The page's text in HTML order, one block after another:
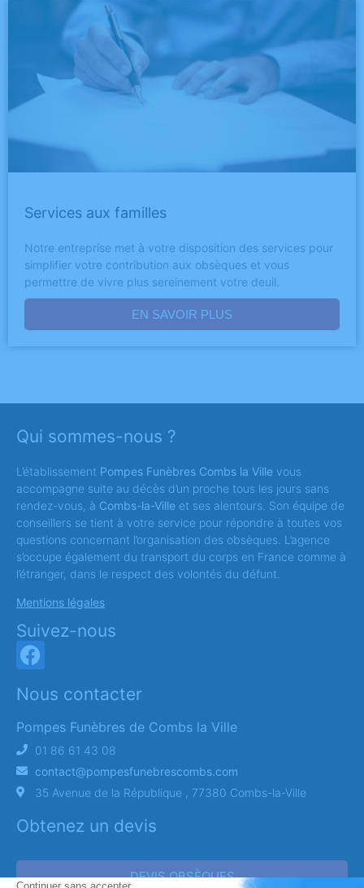
Services aux familles
Notre entreprise met à votre disposition des services pour
simplifier votre contribution aux obsèques et vous
permettre de vivre plus sereinement votre deuil.
EN SAVOIR PLUS
Qui sommes-nous ?
L’établissement Pompes Funèbres Combs la Ville vous
accompagne suite au décès d’un proche tous les jours sans
rendez-vous, à Combs-la-Ville et ses alentours. Son équipe de
conseillers se tient à votre service pour répondre à toutes vos
questions concernant l’organisation des obsèques. L’agence
s’occupe également du transport du corps en France comme à
l’étranger, dans le respect des volontés du défunt.
Mentions légales
Suivez-nous
Nous contacter
Pompes Funèbres de Combs la Ville
01 86 61 43 08
contact@pompesfunebrescombs.com
35 Avenue de la République , 77380 Combs-la-Ville
Obtenez un devis
DEVIS OBSÈQUES